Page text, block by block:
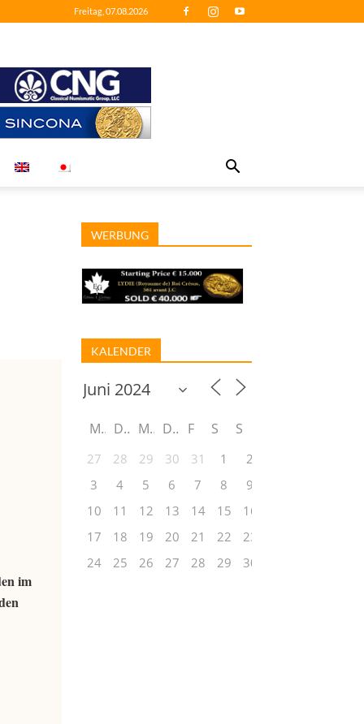
Freitag, 07.08.2026
im
WERBUNG
KALENDER
M D M D F S S
27 28 29 30 31 1
2
3
4 5 6 7 8
9
10
11 12 13 14 15
16
17
18 19 20 21 22
23
24
25 26 27 28 29 30